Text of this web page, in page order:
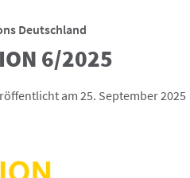
Deutschland
6/2025
am 25. September 2025